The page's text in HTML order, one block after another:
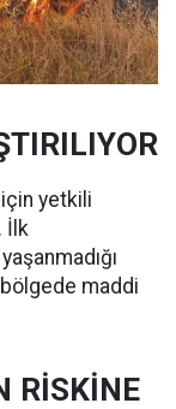
için yetkili
İlk
maddi
RİSKİNE